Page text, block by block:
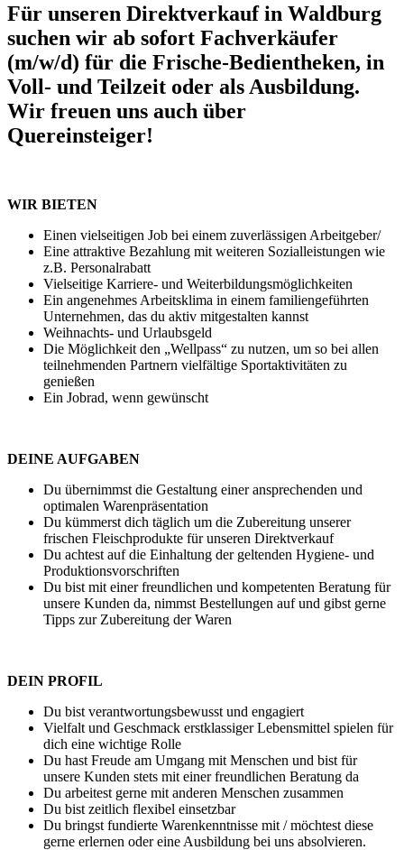
Für unseren Direktverkauf in Waldburg
suchen wir ab sofort Fachverkäufer
(m/w/d) für die Frische-Bedientheken, in
Voll- und Teilzeit oder als Ausbildung.
Wir freuen uns auch über
Quereinsteiger!
WIR BIETEN
Einen vielseitigen Job bei einem zuverlässigen Arbeitgeber/
Eine attraktive Bezahlung mit weiteren Sozialleistungen wie
z.B. Personalrabatt
Vielseitige Karriere- und Weiterbildungsmöglichkeiten
Ein angenehmes Arbeitsklima in einem familiengeführten
Unternehmen, das du aktiv mitgestalten kannst
Weihnachts- und Urlaubsgeld
Die Möglichkeit den „Wellpass“ zu nutzen, um so bei allen
teilnehmenden Partnern vielfältige Sportaktivitäten zu
genießen
Ein Jobrad, wenn gewünscht
DEINE AUFGABEN
Du übernimmst die Gestaltung einer ansprechenden und
optimalen Warenpräsentation
Du kümmerst dich täglich um die Zubereitung unserer
frischen Fleischprodukte für unseren Direktverkauf
Du achtest auf die Einhaltung der geltenden Hygiene- und
Produktionsvorschriften
Du bist mit einer freundlichen und kompetenten Beratung für
unsere Kunden da, nimmst Bestellungen auf und gibst gerne
Tipps zur Zubereitung der Waren
DEIN PROFIL
Du bist verantwortungsbewusst und engagiert
Vielfalt und Geschmack erstklassiger Lebensmittel spielen für
dich eine wichtige Rolle
Du hast Freude am Umgang mit Menschen und bist für
unsere Kunden stets mit einer freundlichen Beratung da
Du arbeitest gerne mit anderen Menschen zusammen
Du bist zeitlich flexibel einsetzbar
Du bringst fundierte Warenkenntnisse mit / möchtest diese
gerne erlernen oder eine Ausbildung bei uns absolvieren.